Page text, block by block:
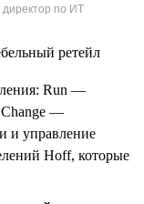
по ИТ
Run —
Change —
и управление
Hoff, которые